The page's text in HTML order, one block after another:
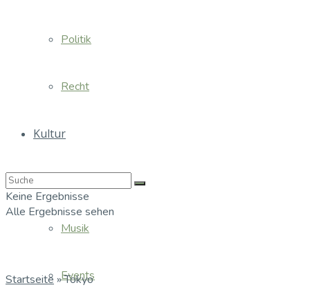
Politik
Recht
Kultur
Musik
Events
Keine Ergebnisse
Alle Ergebnisse sehen
Startseite »Tokyo